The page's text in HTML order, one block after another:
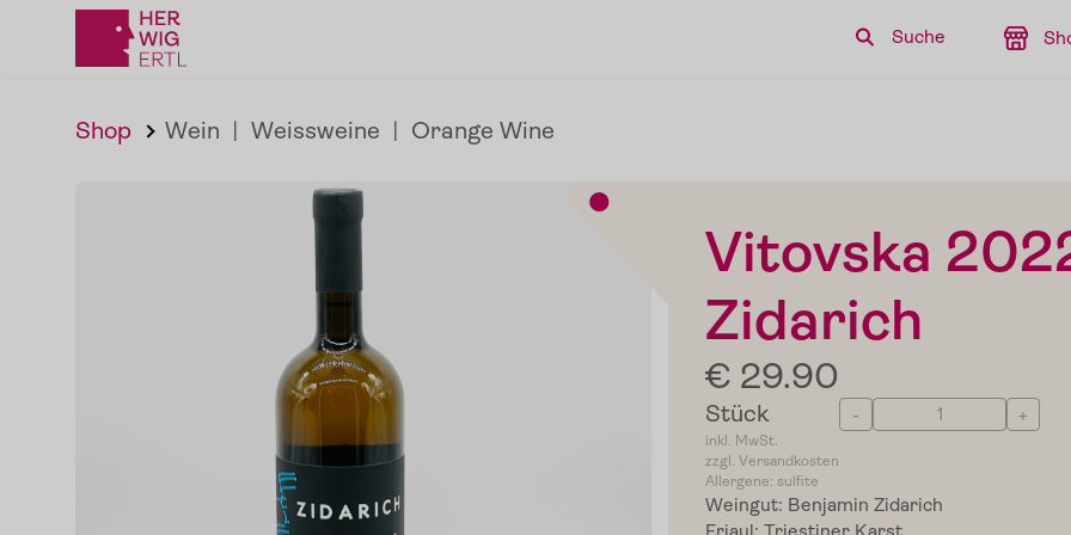
Suche
Shop Wein | Weissweine | Orange Wine
Vitovska
Zidarich
€ 29.90
Stück - +
inkl. MwSt.
zzgl. Versandkosten
Allergene: sulfite
Weingut: Benjamin Zidarich